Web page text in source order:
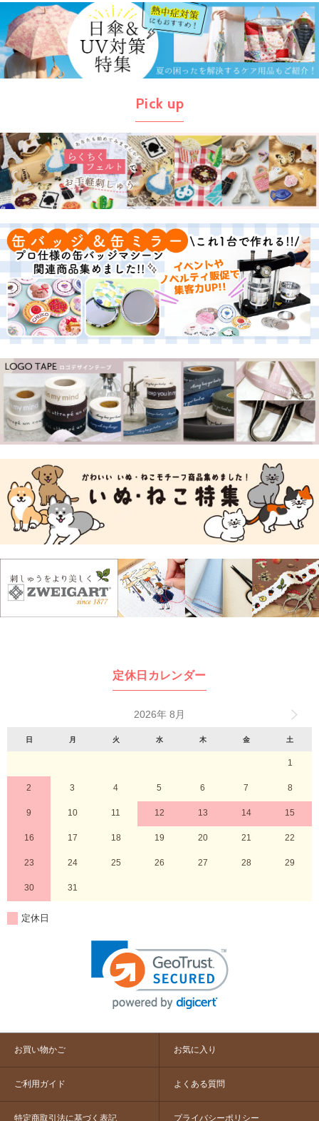
Pick up
定休日カレンダー
2026年 8月
日 月 火 水 木 金 土
1
2 3 4 5 6 7 8
9 10 11 12 13 14 15
16 17 18 19 20 21 22
23 24 25 26 27 28 29
30 31
定休日
お買い物かご お気に入り
ご利用ガイド よくある質問
特定商取引法に基づく表記 プライバシーポリシー